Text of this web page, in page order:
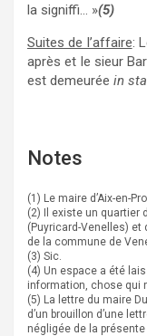
la signiffi… »(5)
Suites de l’affaire:
après et le sieur
est demeurée in
Notes
(1) Le maire d’Aix-en-
(2) Il existe un quartier
(Puyricard-Venelles) et
de la commune de
(3) Sic.
(4) Un espace a été
information, chose qui
(5) La lettre du maire
d’un brouillon d’une
négligée de la